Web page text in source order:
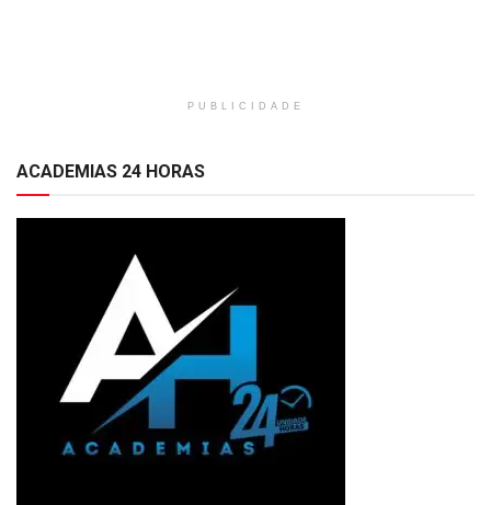
PUBLICIDADE
ACADEMIAS 24 HORAS